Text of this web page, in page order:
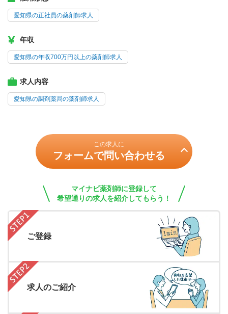
愛知県の正社員の薬剤師求人
年収
愛知県の年収700万円以上の薬剤師求人
求人内容
愛知県の調剤薬局の薬剤師求人
この求人に
フォームで問い合わせる
マイナビ薬剤師に登録して
希望通りの求人を紹介してもらう！
ご登録
求人のご紹介